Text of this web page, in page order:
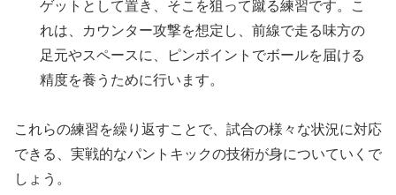
ゲットとして置き、そこを狙って蹴る練習です。こ
れは、カウンター攻撃を想定し、前線で走る味方の
足元やスペースに、ピンポイントでボールを届ける
精度を養うために行います。
これらの練習を繰り返すことで、試合の様々な状況に対応
できる、実戦的なパントキックの技術が身についていくで
しょう。